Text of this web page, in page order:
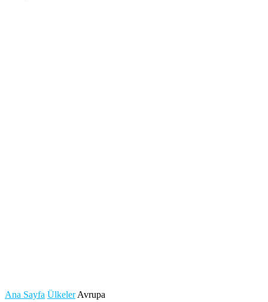
Ana Sayfa Ülkeler Avrupa